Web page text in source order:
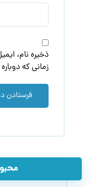
ذخیره نام،
زمانی که
فرستادن